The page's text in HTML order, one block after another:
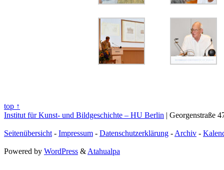
top ↑
Institut für Kunst- und Bildgeschichte – HU Berlin | Georgenstraße
Seitenübersicht - Impressum - Datenschutzerklärung - Archiv -
Powered by WordPress & Atahualpa